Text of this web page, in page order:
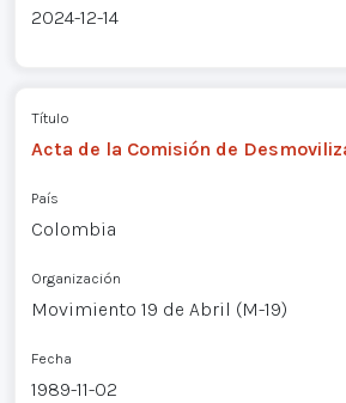
2024-12-14
Título
Acta de la Comisión de
País
Colombia
Organización
Movimiento 19 de Abril (M-19)
Fecha
1989-11-02